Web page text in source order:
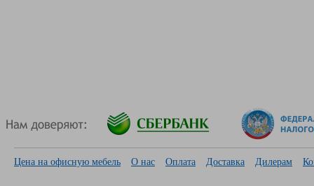
Цена на офисную мебель О нас Оплата Доставка Дилерам